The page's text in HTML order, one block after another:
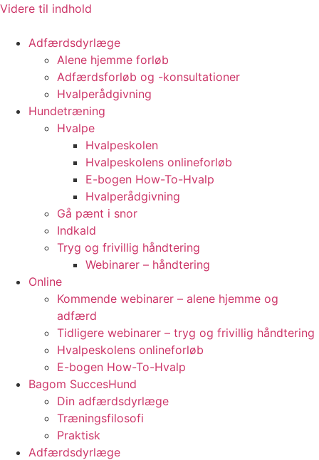
Videre til indhold
Adfærdsdyrlæge
Alene hjemme forløb
Adfærdsforløb og -konsultationer
Hvalperådgivning
Hundetræning
Hvalpe
Hvalpeskolen
Hvalpeskolens onlineforløb
E-bogen How-To-Hvalp
Hvalperådgivning
Gå pænt i snor
Indkald
Tryg og frivillig håndtering
Webinarer – håndtering
Online
Kommende webinarer – alene hjemme og
adfærd
Tidligere webinarer – tryg og frivillig håndtering
Hvalpeskolens onlineforløb
E-bogen How-To-Hvalp
Bagom SuccesHund
Din adfærdsdyrlæge
Træningsfilosofi
Praktisk
Adfærdsdyrlæge